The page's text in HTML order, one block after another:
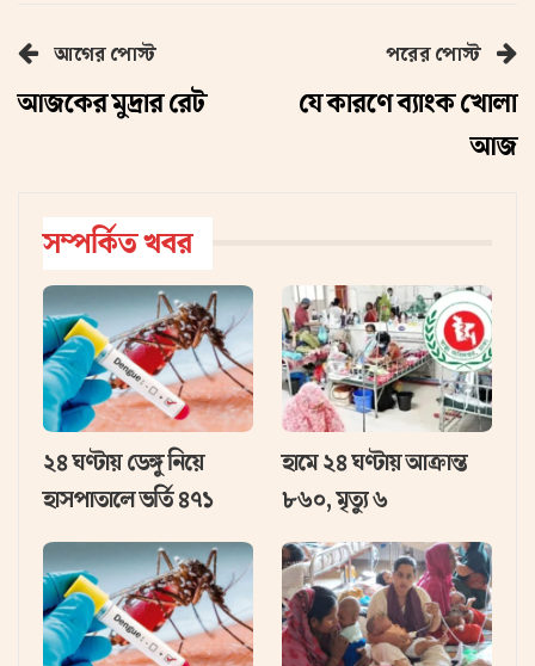
আগের পোস্ট
আজকের মুদ্রার রেট
পরের পোস্ট
যে কারণে ব্যাংক খোলা
আজ
সম্পর্কিত খবর
২৪ ঘণ্টায় ডেঙ্গু নিয়ে
হাসপাতালে ভর্তি ৪৭১
হামে ২৪ ঘণ্টায় আক্রান্ত
৮৬০, মৃত্যু ৬